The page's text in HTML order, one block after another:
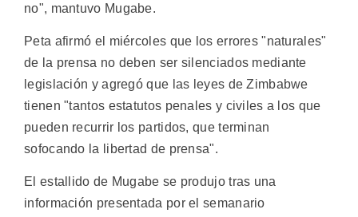
no", mantuvo Mugabe.
Peta afirmó el miércoles que los errores "naturales"
de la prensa no deben ser silenciados mediante
legislación y agregó que las leyes de Zimbabwe
tienen "tantos estatutos penales y civiles a los que
pueden recurrir los partidos, que terminan
sofocando la libertad de prensa".
El estallido de Mugabe se produjo tras una
información presentada por el semanario